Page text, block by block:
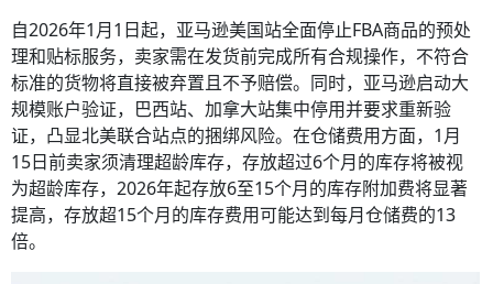
自2026年1月1日起，亚马逊美国站全面停止FBA商品的预处
理和贴标服务，卖家需在发货前完成所有合规操作，不符合
标准的货物将直接被弃置且不予赔偿。同时，亚马逊启动大
规模账户验证，巴西站、加拿大站集中停用并要求重新验
证，凸显北美联合站点的捆绑风险。在仓储费用方面，1月
15日前卖家须清理超龄库存，存放超过6个月的库存将被视
为超龄库存，2026年起存放6至15个月的库存附加费将显著
提高，存放超15个月的库存费用可能达到每月仓储费的13
倍。